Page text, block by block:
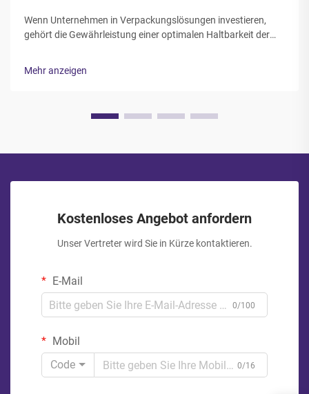
Wenn Unternehmen in Verpackungslösungen investieren,
gehört die Gewährleistung einer optimalen Haltbarkeit der
der Verpackungsmaterialien wirken sich unmittelbar auf den
Mehr anzeigen
Kostenloses Angebot anfordern
Unser Vertreter wird Sie in Kürze kontaktieren.
E-Mail
0/100
Mobil
Code
0/16